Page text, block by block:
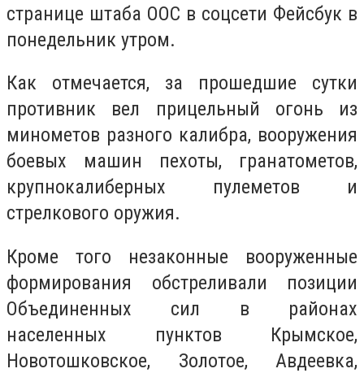
странице штаба ООС в соцсети Фейсбук в
понедельник утром.
Как отмечается, за прошедшие сутки
противник вел прицельный огонь из
минометов разного калибра, вооружения
боевых машин пехоты, гранатометов,
крупнокалиберных пулеметов и
стрелкового оружия.
Кроме того незаконные вооруженные
формирования обстреливали позиции
Объединенных сил в районах
населенных пунктов Крымское,
Новотошковское, Золотое, Авдеевка,